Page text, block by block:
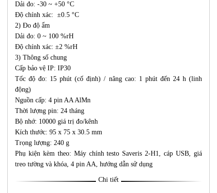
Dải đo: -30 ~ +50 °C
Độ chính xác: ±0.5 °C
2) Đo độ ẩm
Dải đo: 0 ~ 100 %rH
Độ chính xác: ±2 %rH
3) Thông số chung
Cấp bảo vệ IP: IP30
Tốc độ đo: 15 phút (cố định) / nâng cao: 1 phút đến 24 h (linh
động)
Nguồn cấp: 4 pin AA AlMn
Thời lượng pin: 24 tháng
Bộ nhớ: 10000 giá trị đo/kênh
Kích thước: 95 x 75 x 30.5 mm
Trọng lượng: 240 g
Phụ kiện kèm theo: Máy chính testo Saveris 2-H1, cáp USB, giá
treo tường và khóa, 4 pin AA, hướng dẫn sử dụng
Chi tiết